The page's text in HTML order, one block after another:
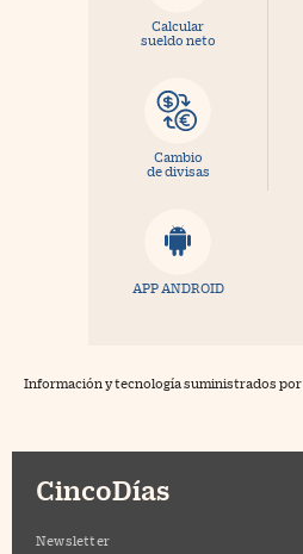
Calcular
sueldo neto
Cambio
de divisas
APP ANDROID
Información y tecnología suministrados por
CincoDías
Newsletter